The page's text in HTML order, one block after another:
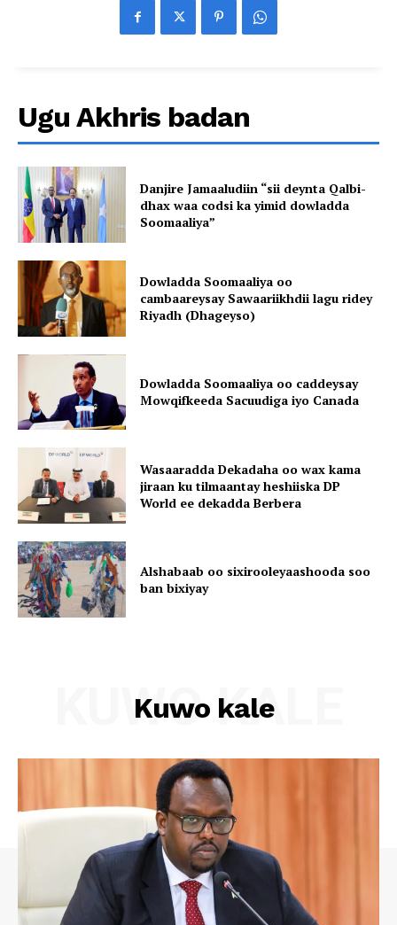
Ugu Akhris badan
Danjire Jamaaludiin “sii deynta Qalbi-
dhax waa codsi ka yimid dowladda
Soomaaliya”
Dowladda Soomaaliya oo
cambaareysay Sawaariikhdii lagu ridey
Riyadh (Dhageyso)
Dowladda Soomaaliya oo caddeysay
Mowqifkeeda Sacuudiga iyo Canada
Wasaaradda Dekadaha oo wax kama
jiraan ku tilmaantay heshiiska DP
World ee dekadda Berbera
Alshabaab oo sixirooleyaashooda soo
ban bixiyay
Kuwo kale
KUWO KALE